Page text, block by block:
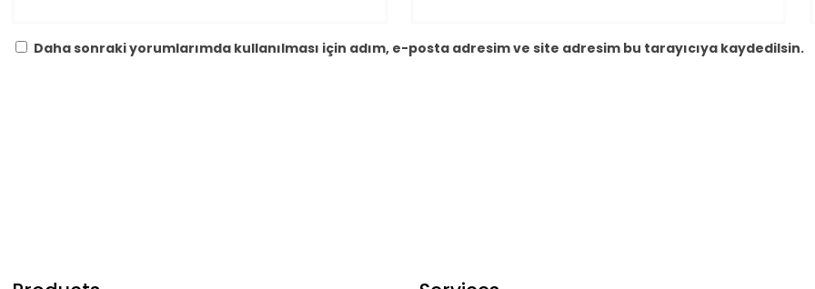
Daha sonraki yorumlarımda kullanılması için adım, e-posta adresim ve site adresim bu tarayıcıya kaydedilsin.